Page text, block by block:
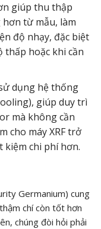
giúp thu thập
từ mẫu, làm
độ nhạy, đặc biệt
thấp hoặc khi cần
dụng hệ thống
giúp duy trì
mà không cần
cho máy XRF trở
kiệm chi phí hơn.
Germanium) cung
chí còn tốt hơn
chúng đòi hỏi phải